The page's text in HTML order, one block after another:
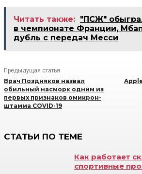
Читать также: "ПСЖ"
в чемпионате Франции,
дубль с передач Месси
Предыдущая статья
Врач Поздняков назвал
обильный насморк одним из
первых признаков омикрон-
штамма COVID-19
СТАТЬИ ПО ТЕМЕ
Как работает
спортивные